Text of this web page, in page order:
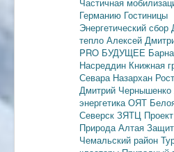
Германию Гостиницы
Энергетический сбор
тепло Алексей
PRO БУДУЩЕЕ
Насреддин Книжная
Севара Назархан
Дмитрий Чернышенко
энергетика ОЯТ
Северск ЗЯТЦ
Природа Алтая
Чемальский район